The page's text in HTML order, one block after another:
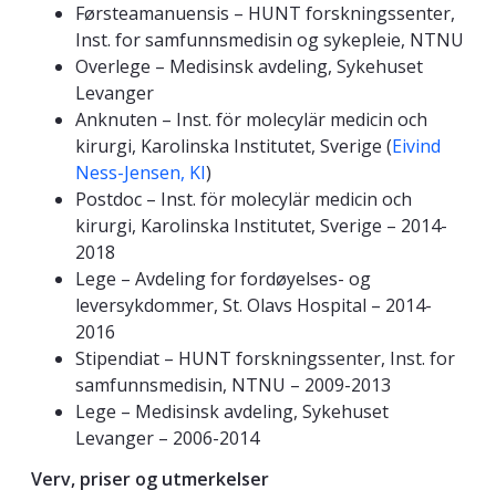
Førsteamanuensis – HUNT forskningssenter,
Inst. for samfunnsmedisin og sykepleie, NTNU
Overlege – Medisinsk avdeling, Sykehuset
Levanger
Anknuten – Inst. för molecylär medicin och
kirurgi, Karolinska Institutet, Sverige (Eivind
Ness-Jensen, KI)
Postdoc – Inst. för molecylär medicin och
kirurgi, Karolinska Institutet, Sverige – 2014-
2018
Lege – Avdeling for fordøyelses- og
leversykdommer, St. Olavs Hospital – 2014-
2016
Stipendiat – HUNT forskningssenter, Inst. for
samfunnsmedisin, NTNU – 2009-2013
Lege – Medisinsk avdeling, Sykehuset
Levanger – 2006-2014
Verv, priser og utmerkelser